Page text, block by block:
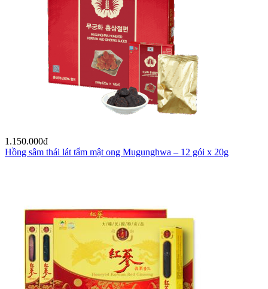
1.150.000đ
Hồng sâm thái lát tẩm mật ong Mugunghwa – 12 gói x 20g